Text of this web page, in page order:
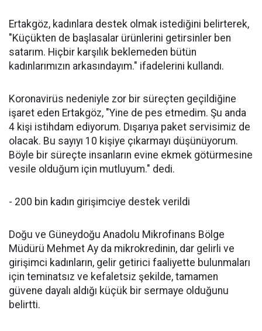
Ertakgöz, kadınlara destek olmak istediğini belirterek,
"Küçükten de başlasalar ürünlerini getirsinler ben
satarım. Hiçbir karşılık beklemeden bütün
kadınlarımızın arkasındayım." ifadelerini kullandı.
Koronavirüs nedeniyle zor bir süreçten geçildiğine
işaret eden Ertakgöz, "Yine de pes etmedim. Şu anda
4 kişi istihdam ediyorum. Dışarıya paket servisimiz de
olacak. Bu sayıyı 10 kişiye çıkarmayı düşünüyorum.
Böyle bir süreçte insanların evine ekmek götürmesine
vesile olduğum için mutluyum." dedi.
- 200 bin kadın girişimciye destek verildi
Doğu ve Güneydoğu Anadolu Mikrofinans Bölge
Müdürü Mehmet Ay da mikrokredinin, dar gelirli ve
girişimci kadınların, gelir getirici faaliyette bulunmaları
için teminatsız ve kefaletsiz şekilde, tamamen
güvene dayalı aldığı küçük bir sermaye olduğunu
belirtti.